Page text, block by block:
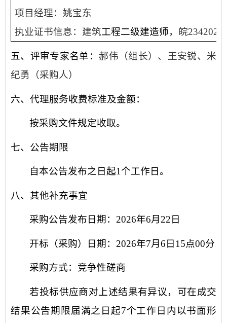
项目经理：姚宝东
执业证书信息：建筑工程二级建造师，皖
五、 评审专家名单： 郝伟（组长）、王安锐、 米
纪勇 （采购人）
六、代理服务收费标准及金额：
按采购文件规定收取。
七、公告期限
自本公告发布之日起1个工作日。
八、其他补充事宜
采购公告发布日期： 2026年6月 22 日
开标（采购）日期： 2026年7月6日15点00分
采购方式：竞争性磋商
若投标供应商对上述结果有异议，可在成交
结果公告期限届满之日起7个工作日内以书面形